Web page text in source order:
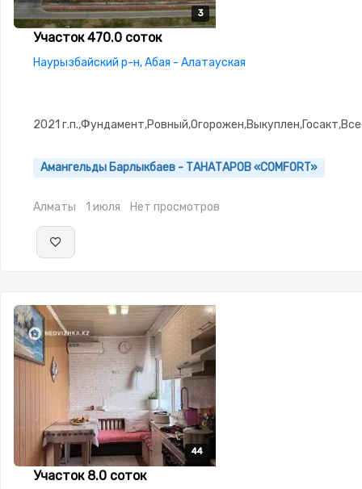
3
3
3
Участок 470.0 соток
Наурызбайский р-н, Абая - Алатауская
2021
Амангельды Барлыкбаев - ТАНАТАРОВ «COMFORT»
Алматы 1 июля Нет просмотров
44
44
44
44
44
Участок 8.0 соток